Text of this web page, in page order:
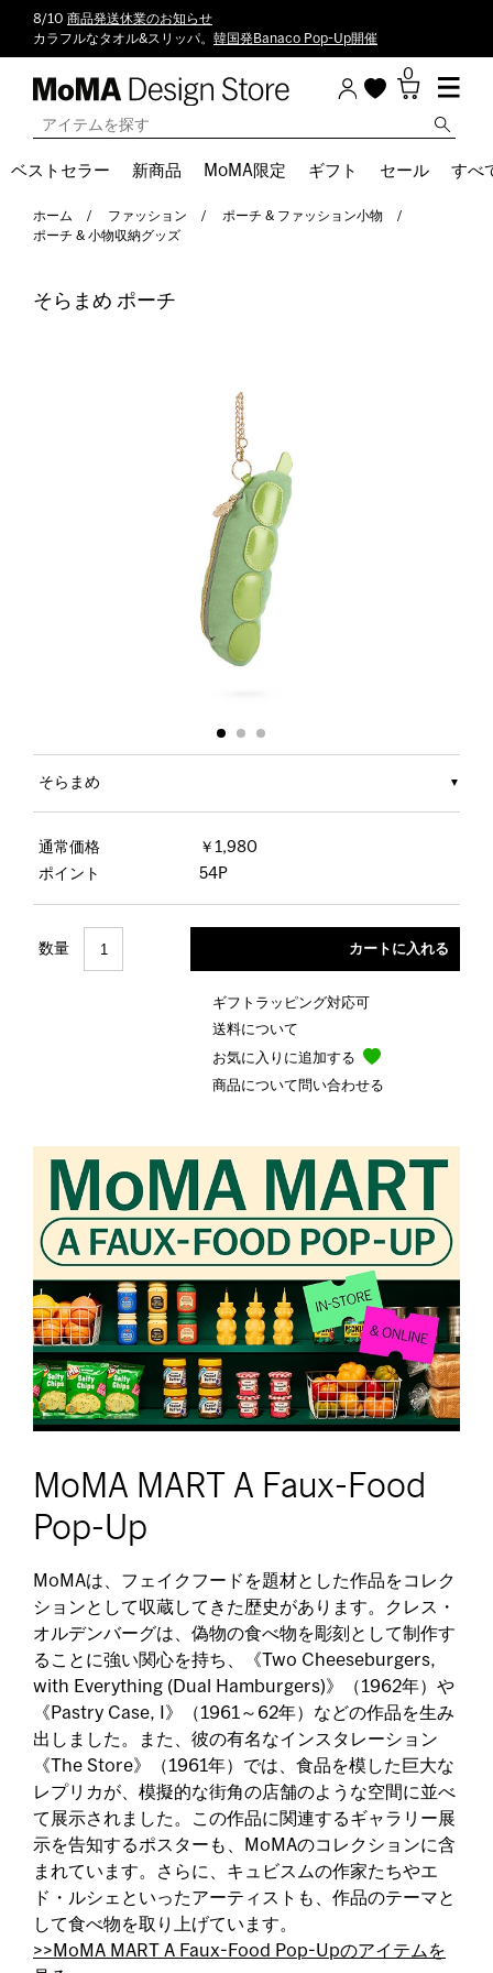
8/10 商品発送休業のお知らせ
カラフルなタオル&スリッパ。 韓国発Banaco Pop-Up開催
0
ベストセラー 新商品 MoMA限定 ギフト セール すべ
ホーム ファッション
ポーチ & ファッション小物
ポーチ & 小物収納グッズ
そらまめ ポーチ
そらまめ
通常価格
￥1,980
ポイント
54P
数量
ギフトラッピング対応可
送料について
お気に入りに追加する
商品について問い合わせる
MoMA MART A Faux-Food
Pop-Up
MoMAは、フェイクフードを題材とした作品をコレク
ションとして収蔵してきた歴史があります。クレス・
オルデンバーグは、偽物の食べ物を彫刻として制作す
ることに強い関心を持ち、《Two Cheeseburgers,
with Everything (Dual Hamburgers)》（1962年）や
《Pastry Case, I》（1961～62年）などの作品を生み
出しました。また、彼の有名なインスタレーション
《The Store》（1961年）では、食品を模した巨大な
レプリカが、模擬的な街角の店舗のような空間に並べ
て展示されました。この作品に関連するギャラリー展
示を告知するポスターも、MoMAのコレクションに含
まれています。さらに、キュビスムの作家たちやエ
ド・ルシェといったアーティストも、作品のテーマと
して食べ物を取り上げています。
>>MoMA MART A Faux-Food Pop-Upのアイテムを